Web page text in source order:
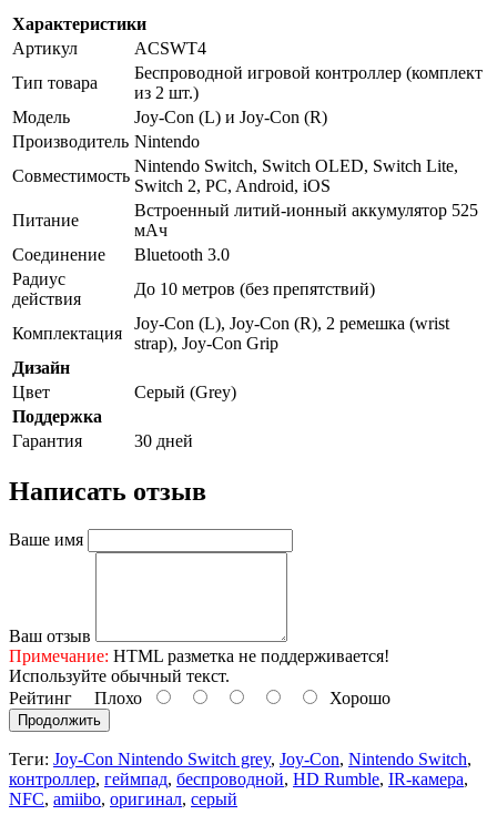
Характеристики
Артикул
ACSWT4
Тип товара
Беспроводной игровой контроллер (комплект
из 2 шт.)
Модель
Joy-Con (L) и Joy-Con (R)
Производитель Nintendo
Совместимость
Nintendo Switch, Switch OLED, Switch Lite,
Switch 2, PC, Android, iOS
Питание
Встроенный литий-ионный аккумулятор 525
мАч
Соединение
Bluetooth 3.0
Радиус
действия
До 10 метров (без препятствий)
Комплектация
Joy-Con (L), Joy-Con (R), 2 ремешка (wrist
strap), Joy-Con Grip
Дизайн
Цвет
Серый (Grey)
Поддержка
Гарантия
30 дней
Написать отзыв
Ваше имя
Ваш отзыв
Примечание: HTML разметка не поддерживается!
Используйте обычный текст.
Рейтинг Плохо Хорошо
Продолжить
Теги: Joy-Con Nintendo Switch grey, Joy-Con, Nintendo Switch,
контроллер, геймпад, беспроводной, HD Rumble, IR-камера,
NFC, amiibo, оригинал, серый